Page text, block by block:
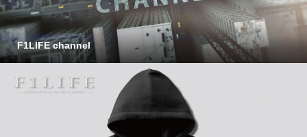
F1LIFE channel